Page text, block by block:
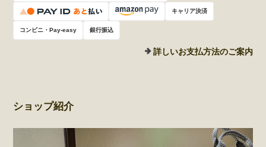
キャリア決済
コンビニ・Pay-easy 銀行振込
詳しいお支払方法のご案内
ショップ紹介